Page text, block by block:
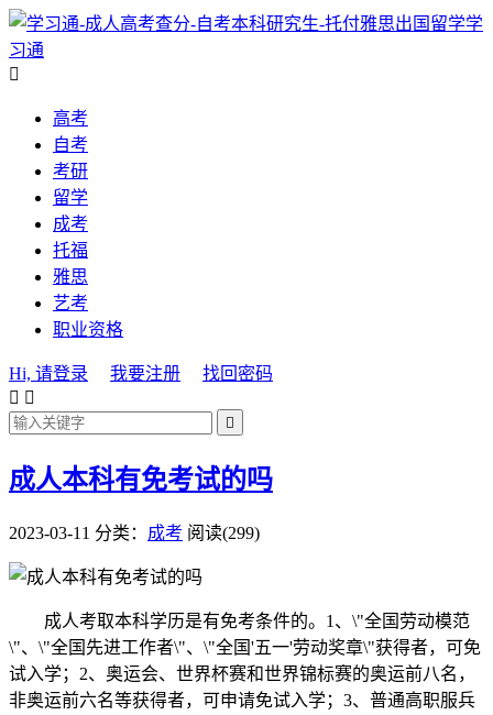
学
习通

高考
自考
考研
留学
成考
托福
雅思
艺考
职业资格
Hi, 请登录 我要注册
找回密码
 

成人本科有免考试的吗
2023-03-11 分类： 成考 阅读(299)
成人考取本科学历是有免考条件的。1、\"全国劳动模范
\"、\"全国先进工作者\"、\"全国'五一'劳动奖章\"获得者，可免
试入学；2、奥运会、世界杯赛和世界锦标赛的奥运前八名，
非奥运前六名等获得者，可申请免试入学；3、普通高职服兵